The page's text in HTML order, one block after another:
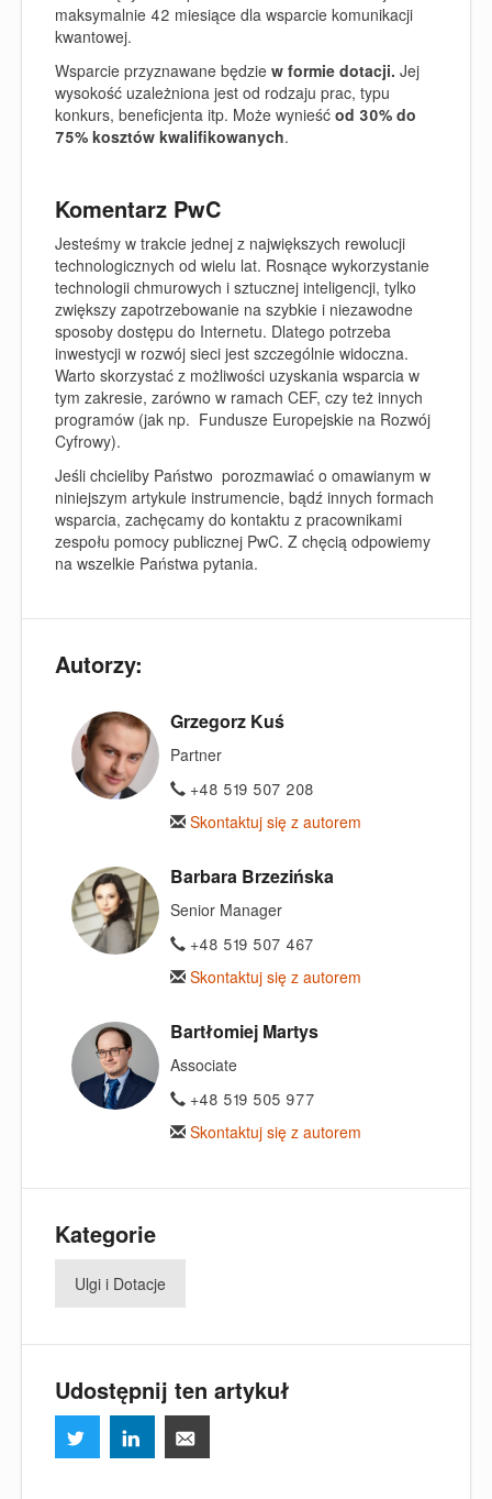
maksymalnie 42 miesiące dla wsparcie komunikacji
kwantowej.
Wsparcie przyznawane będzie w formie dotacji. Jej
wysokość uzależniona jest od rodzaju prac, typu
konkurs, beneficjenta itp. Może wynieść od 30% do
75% kosztów kwalifikowanych.
Komentarz PwC
Jesteśmy w trakcie jednej z największych rewolucji
technologicznych od wielu lat. Rosnące wykorzystanie
technologii chmurowych i sztucznej inteligencji, tylko
zwiększy zapotrzebowanie na szybkie i niezawodne
sposoby dostępu do Internetu. Dlatego potrzeba
inwestycji w rozwój sieci jest szczególnie widoczna.
Warto skorzystać z możliwości uzyskania wsparcia w
tym zakresie, zarówno w ramach CEF, czy też innych
programów (jak np. Fundusze Europejskie na Rozwój
Cyfrowy).
Jeśli chcieliby Państwo porozmawiać o omawianym w
niniejszym artykule instrumencie, bądź innych formach
wsparcia, zachęcamy do kontaktu z pracownikami
zespołu pomocy publicznej PwC. Z chęcią odpowiemy
na wszelkie Państwa pytania.
Autorzy:
Grzegorz Kuś
Partner
+48 519 507 208
Skontaktuj się z autorem
Barbara Brzezińska
Senior Manager
+48 519 507 467
Skontaktuj się z autorem
Bartłomiej Martys
Associate
+48 519 505 977
Skontaktuj się z autorem
Kategorie
Ulgi i Dotacje
Udostępnij ten artykuł